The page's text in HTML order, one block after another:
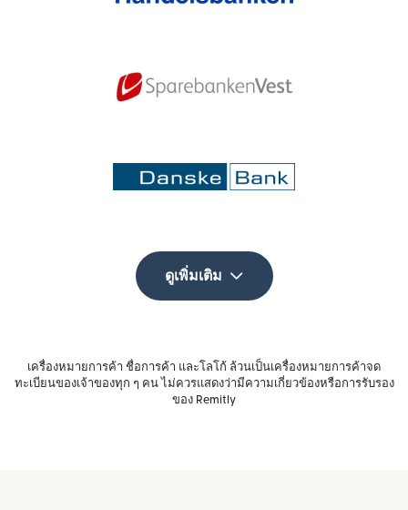
ดูเพิ่มเติม
เครื่องหมายการค้า ชื่อการค้า และโลโก้ ล้วนเป็นเครื่องหมายการค้าจด
ทะเบียนของเจ้าของทุก ๆ คน ไม่ควรแสดงว่ามีความเกี่ยวข้องหรือการรับรอง
ของ Remitly